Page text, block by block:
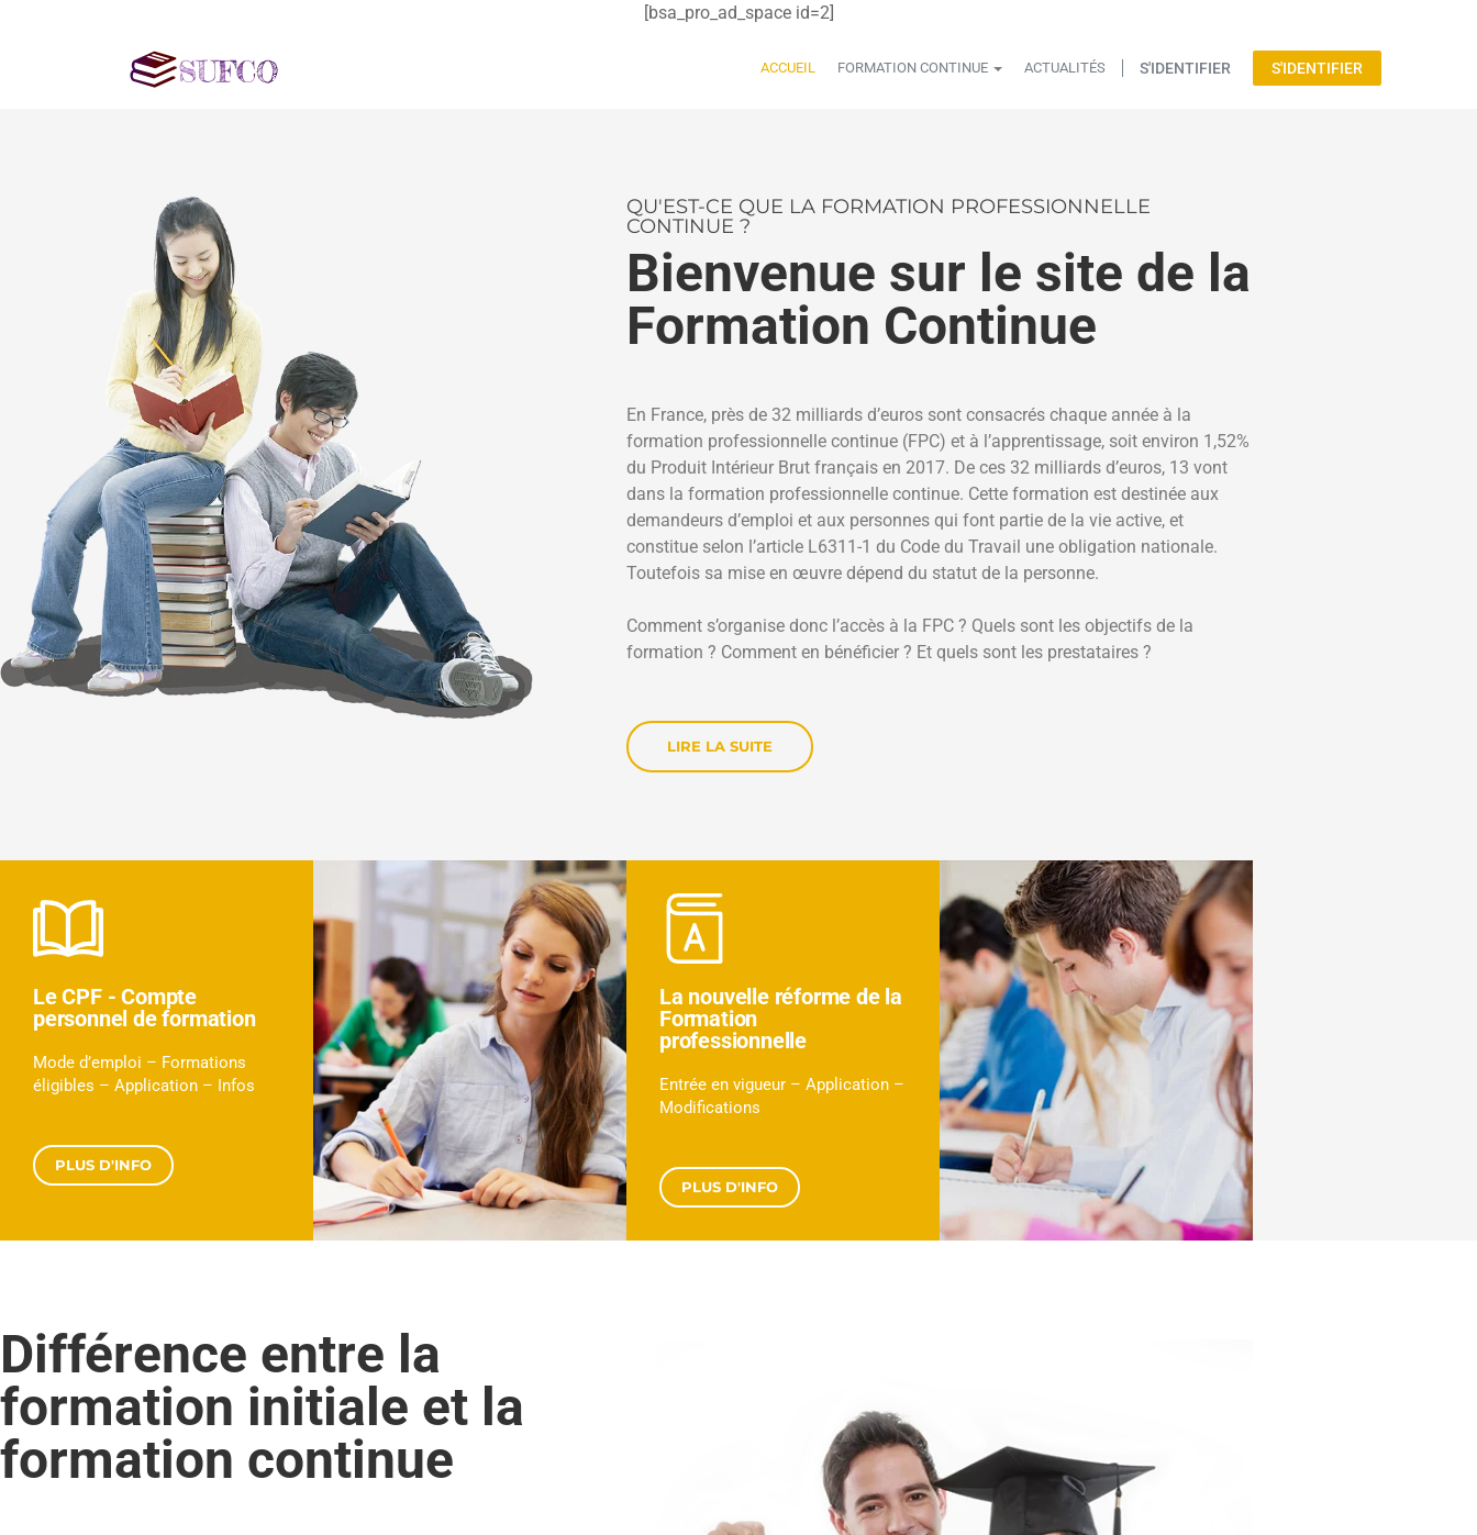
[bsa_pro_ad_space id=2]
ACCUEIL FORMATION CONTINUE ACTUALITÉS S'IDENTIFIER S'IDENTIFIER
QU'EST-CE QUE LA FORMATION PROFESSIONNELLE
CONTINUE ?
Bienvenue sur le site de la
Formation Continue
En France, près de 32 milliards d’euros sont consacrés chaque année à la
formation professionnelle continue (FPC) et à l’apprentissage, soit environ 1,52%
du Produit Intérieur Brut français en 2017. De ces 32 milliards d’euros, 13 vont
dans la formation professionnelle continue. Cette formation est destinée aux
demandeurs d’emploi et aux personnes qui font partie de la vie active, et
constitue selon l’article L6311-1 du Code du Travail une obligation nationale.
Toutefois sa mise en œuvre dépend du statut de la personne.
Comment s’organise donc l’accès à la FPC ? Quels sont les objectifs de la
formation ? Comment en bénéficier ? Et quels sont les prestataires ?
LIRE LA SUITE
Le CPF - Compte
personnel de formation
Mode d’emploi – Formations
éligibles – Application – Infos
PLUS D'INFO
La nouvelle réforme de la
Formation
professionnelle
Entrée en vigueur – Application –
Modifications
PLUS D'INFO
Différence entre la
formation initiale et la
formation continue